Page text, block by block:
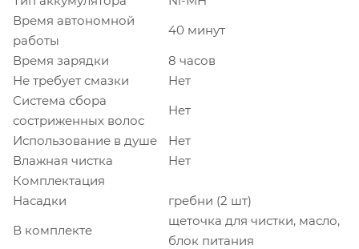
Время автономной
работы
40 минут
Время зарядки
8 часов
Не требует смазки
Нет
Система сбора
состриженных волос
Нет
Использование в душе
Нет
Влажная чистка
Нет
Комплектация
Насадки
гребни (2 шт)
В комплекте
щеточка для чистки, масло,
блок питания